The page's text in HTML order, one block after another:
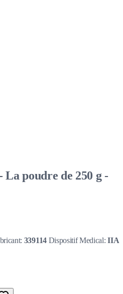
poudre de 250 g -
339114 Dispositif Medical:IIA